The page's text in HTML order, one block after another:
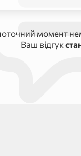
момент
Ваш відгук